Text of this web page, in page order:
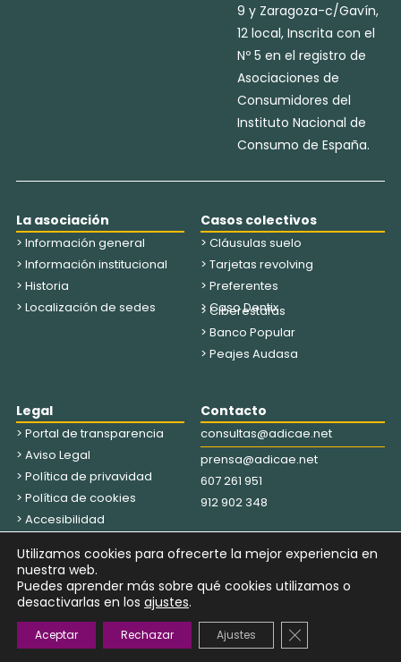
9 y Zaragoza-c/Gavín,
12 local, Inscrita con el
Nº 5 en el registro de
Asociaciones de
Consumidores del
Instituto Nacional de
Consumo de España.
La asociación
> Información general
> Información institucional
> Historia
> Localización de sedes
Casos colectivos
> Cláusulas suelo
> Tarjetas revolving
> Preferentes
> Caso Dentix
> Ciberestafas
> Banco Popular
> Peajes Audasa
Legal
> Portal de transparencia
> Aviso Legal
> Política de privavidad
> Política de cookies
> Accesibilidad
Contacto
consultas@adicae.net
prensa@adicae.net
607 261 951
912 902 348
HÁGASE SOCIO EDUCACIÓN FINANCIERA
Copyright © 2026 ADICAE | Desarrollado con ♥️ porKings Corner
Marketing
Utilizamos cookies para ofrecerte la mejor experiencia en
nuestra web.
Puedes aprender más sobre qué cookies utilizamos o
desactivarlas en los ajustes.
Aceptar Rechazar Ajustes Cerrar el